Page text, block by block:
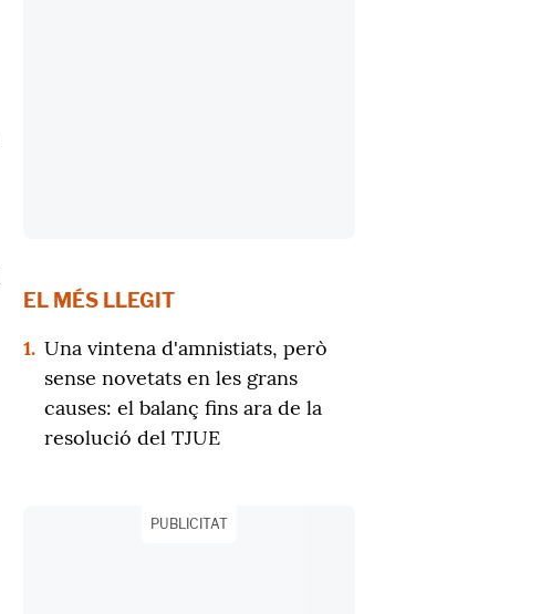
EL MÉS LLEGIT
1. Una vintena d'amnistiats, però
sense novetats en les grans
causes: el balanç fins ara de la
resolució del TJUE
PUBLICITAT